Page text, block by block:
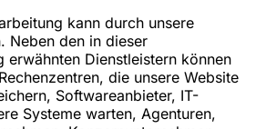
kann durch unsere
Neben den in dieser
erwähnten Dienstleistern können
die unsere Website
Softwareanbieter, IT-
Systeme warten, Agenturen,